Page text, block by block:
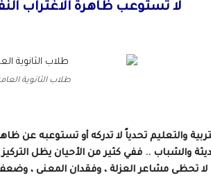
لا تستوعب ظاهرة الاغتراب
طلاب الثانوية
والتعليم تحدياً لا تدركه أو تستوعبه عن
والشباب .. ففي كثير من الأحيان يظل
لا تحظى مشاعر العزلة ، وفقدان المعنى ، وضعف